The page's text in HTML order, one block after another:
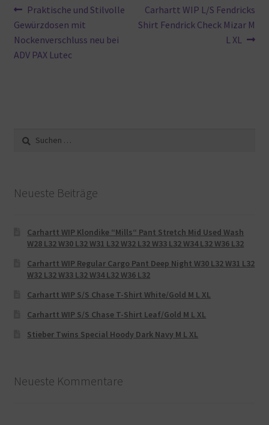
Beitragsnavigation
Vorheriger
Beitrag:
Praktische und Stilvolle
Gewürzdosen mit
Nockenverschluss neu bei
ADV PAX Lutec
Nächster
Beitrag:
Carhartt WIP L/S Fendricks
Shirt Fendrick Check Mizar M
L XL
nach:
Neueste Beiträge
Carhartt WIP Klondike “Mills“ Pant Stretch Mid Used Wash
W28 L32 W30 L32 W31 L32 W32 L32 W33 L32 W34 L32 W36 L32
Carhartt WIP Regular Cargo Pant Deep Night W30 L32 W31 L32
W32 L32 W33 L32 W34 L32 W36 L32
Carhartt WIP S/S Chase T-Shirt White/Gold M L XL
Carhartt WIP S/S Chase T-Shirt Leaf/Gold M L XL
Stieber Twins Special Hoody Dark Navy M L XL
Neueste Kommentare